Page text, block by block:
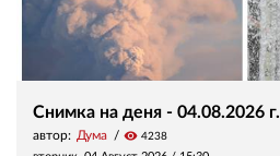
Снимка на деня - 04.08.2026 г.
автор: Дума visibility 4238